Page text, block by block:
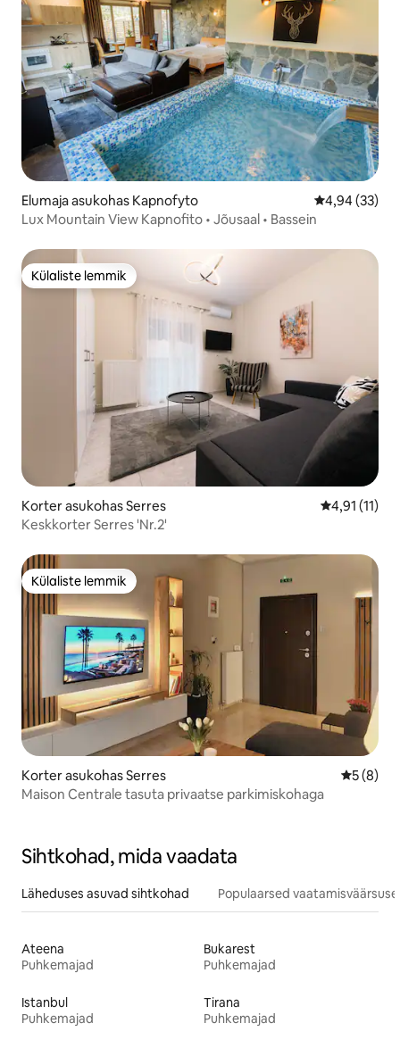
Elumaja asukohas Kapnofyto Keskmine
4,94 (33)
Lux Mountain View Kapnofito • Jõusaal • Bassein
Külaliste lemmik
Külaliste lemmik
Korter asukohas Serres Keskmine
4,91 (11)
Keskkorter Serres 'Nr.2'
Külaliste lemmik
Külaliste lemmik
Korter asukohas Serres
5 (8)
Maison Centrale tasuta privaatse parkimiskohaga
Sihtkohad, mida vaadata
Läheduses asuvad sihtkohad Populaarsed
Ateena
Puhkemajad
Bukarest
Puhkemajad
Istanbul
Puhkemajad
Tirana
Puhkemajad